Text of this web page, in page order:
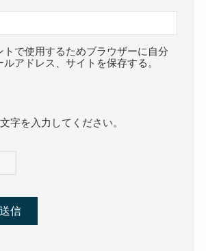
トで使用するためブラウザーに自分
アドレス、サイトを保存する。
字を入力してください。